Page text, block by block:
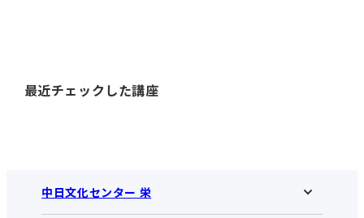
最近チェックした講座
中日文化センター 栄